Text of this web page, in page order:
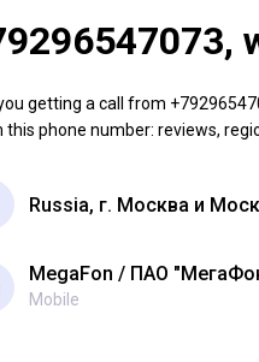
getting a call from
this phone number: reviews,
Russia, г. Москва и
MegaFon ПАО
Mobile